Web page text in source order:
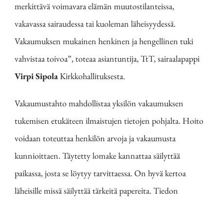
merkittävä voimavara elämän muutostilanteissa,
vakavassa sairaudessa tai kuoleman läheisyydessä.
Vakaumuksen mukainen henkinen ja hengellinen tuki
vahvistaa toivoa”, toteaa asiantuntija, TtT, sairaalapappi
Virpi SipolaKirkkohallituksesta.
Vakaumustahto mahdollistaa yksilön vakaumuksen
tukemisen etukäteen ilmaistujen tietojen pohjalta. Hoito
voidaan toteuttaa henkilön arvoja ja vakaumusta
kunnioittaen. Täytetty lomake kannattaa säilyttää
paikassa, josta se löytyy tarvittaessa. On hyvä kertoa
läheisille missä säilyttää tärkeitä papereita. Tiedon